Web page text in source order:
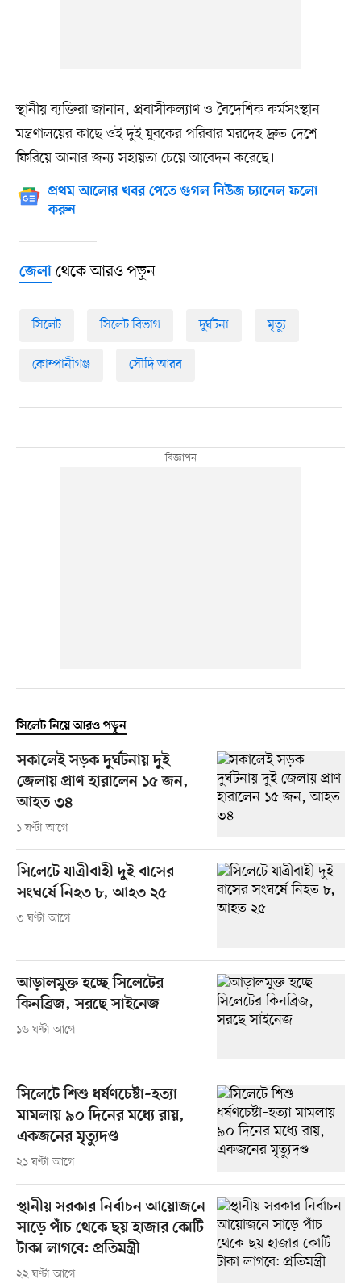
স্থানীয় ব্যক্তিরা জানান, প্রবাসীকল্যাণ ও বৈদেশিক কর্মসংস্থান
মন্ত্রণালয়ের কাছে ওই দুই যুবকের পরিবার মরদেহ দ্রুত দেশে
ফিরিয়ে আনার জন্য সহায়তা চেয়ে আবেদন করেছে।
প্রথম আলোর খবর পেতে গুগল নিউজ চ্যানেল ফলো
করুন
জেলাথেকে আরও পড়ুন
সিলেট সিলেট বিভাগ দুর্ঘটনা মৃত্যু
কোম্পানীগঞ্জ সৌদি আরব
সিলেট নিয়ে আরও পড়ুন
সকালেই সড়ক দুর্ঘটনায় দুই
জেলায় প্রাণ হারালেন ১৫ জন,
আহত ৩৪
১ ঘণ্টা আগে
সিলেটে যাত্রীবাহী দুই বাসের
সংঘর্ষে নিহত ৮, আহত ২৫
৩ ঘণ্টা আগে
আড়ালমুক্ত হচ্ছে সিলেটের
কিনব্রিজ, সরছে সাইনেজ
১৬ ঘণ্টা আগে
সিলেটে শিশু ধর্ষণচেষ্টা–হত্যা
মামলায় ৯০ দিনের মধ্যে রায়,
একজনের মৃত্যুদণ্ড
২১ ঘণ্টা আগে
স্থানীয় সরকার নির্বাচন আয়োজনে
সাড়ে পাঁচ থেকে ছয় হাজার কোটি
টাকা লাগবে: প্রতিমন্ত্রী
২২ ঘণ্টা আগে